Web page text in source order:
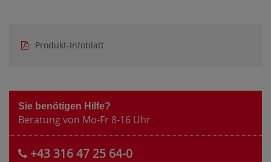
Produkt-Infoblatt
Sie benötigen Hilfe?
Beratung von Mo-Fr 8-16 Uhr
+43 316 47 25 64-0